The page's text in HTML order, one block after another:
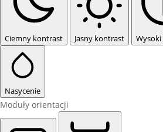
Ciemny kontrast Jasny kontrast
Nasycenie
Moduły orientacji